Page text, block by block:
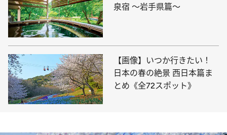
泉宿 ～岩手県篇～
【画像】いつか行きたい！
日本の春の絶景 西日本篇ま
とめ《全72スポット》